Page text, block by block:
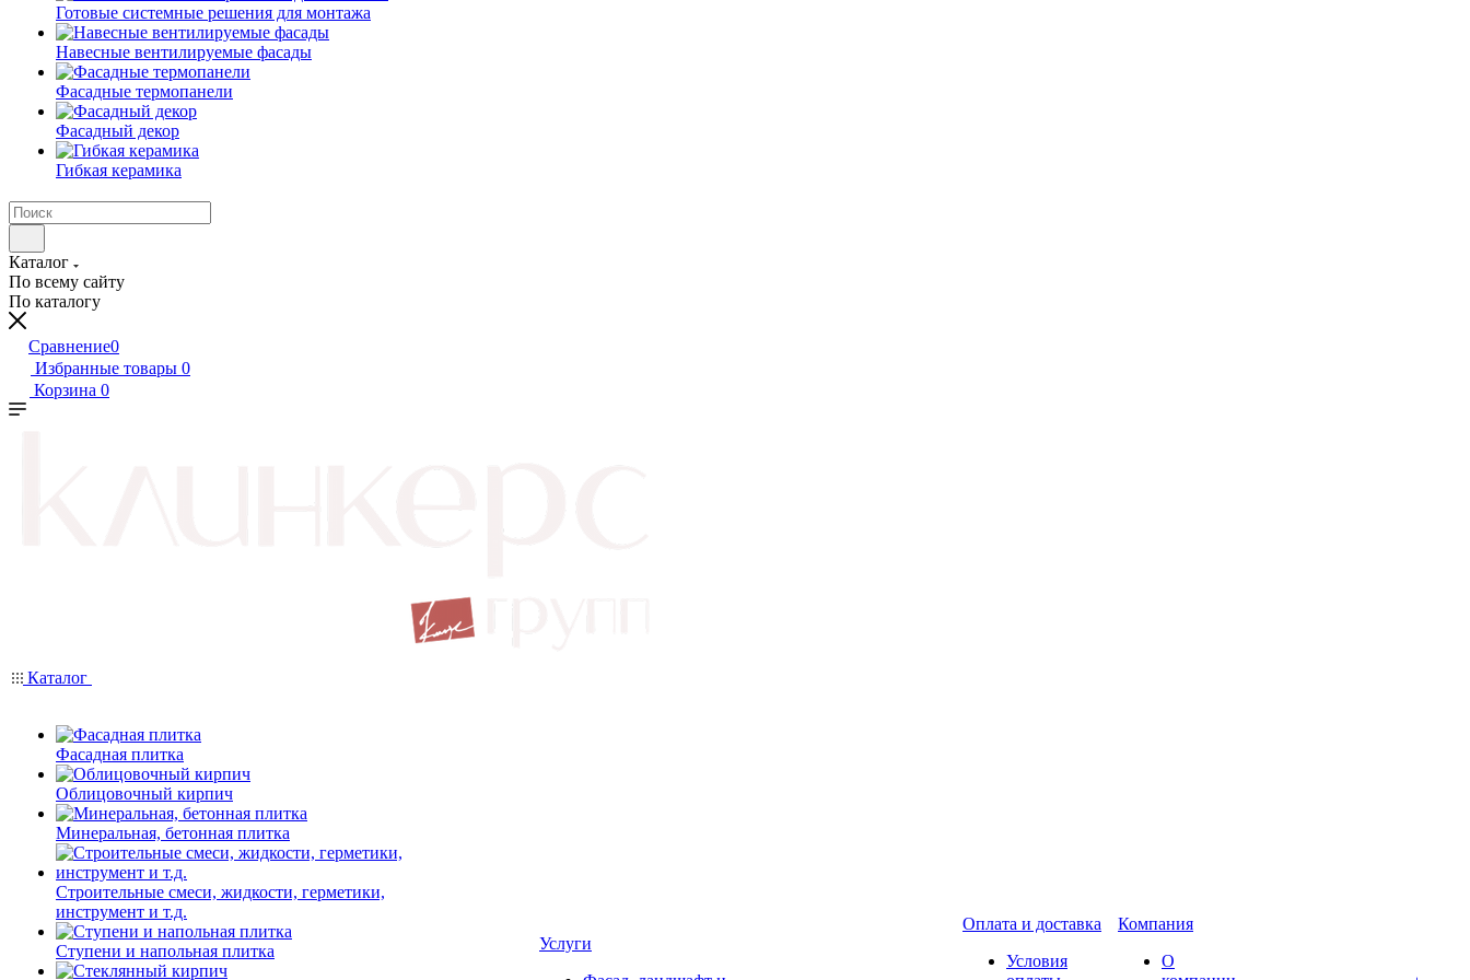
Готовые системные решения для монтажа
Навесные вентилируемые фасады
Фасадные термопанели
Фасадный декор
Гибкая керамика
Каталог
По всему сайту
По каталогу
Сравнение0
Избранные товары 0
Корзина 0
Каталог
Фасадная плитка
Облицовочный кирпич
Минеральная, бетонная плитка
Строительные смеси, жидкости, герметики,
инструмент и т.д.
Ступени и напольная плитка
Услуги
Оплата и доставка
Условия
Компания
О